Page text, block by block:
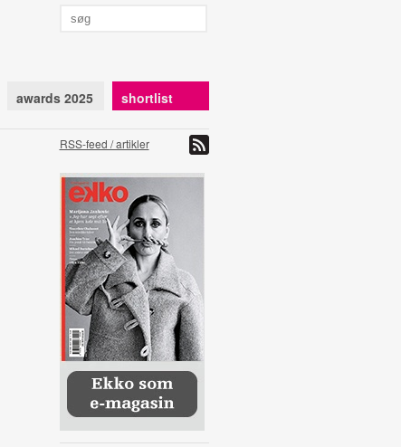
awards 2025 shortlist
RSS-feed / artikler